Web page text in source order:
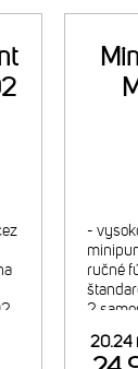
-
ručné
2
20.24